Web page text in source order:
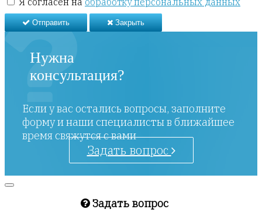
Отправить Закрыть
Нужна
консультация?
Если у вас остались вопросы, заполните
форму и наши специалисты в ближайшее
время свяжутся с вами
Задать вопрос
Задать вопрос